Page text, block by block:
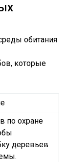
обитания
которые
по охране
деревьев